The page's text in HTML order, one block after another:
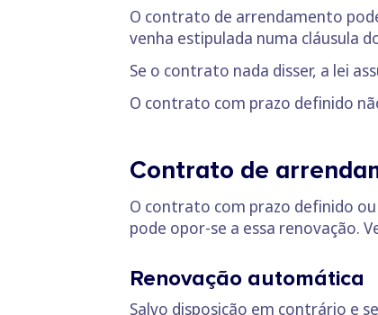
O contrato de arrendamento
venha estipulada numa cláusula
Se o contrato nada disser, a lei
O contrato com prazo definido
Contrato de
O contrato com prazo definido
pode opor-se a essa renovação.
Renovação automática
Salvo disposição em contrário e